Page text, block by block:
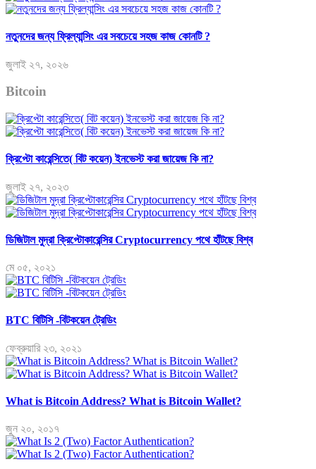
নতুনদের জন্য ফ্রিল্যান্সিং এর সবচেয়ে সহজ কাজ কোনটি ?
জুলাই ২৭, ২০২৬
Bitcoin
ক্রিপ্টো কারেন্সিতে( বিট কয়েন) ইনভেস্ট করা জায়েজ কি না?
জুলাই ২৭, ২০২৩
ডিজিটাল মুদ্রা ক্রিপ্টোকারেন্সির Cryptocurrency পথে হাঁটছে বিশ্ব
মে ০৫, ২০২১
BTC বিটিসি -বিটকয়েন ট্রেডিং
ফেব্রুয়ারি ২৩, ২০২১
What is Bitcoin Address? What is Bitcoin Wallet?
জুন ২০, ২০১৭